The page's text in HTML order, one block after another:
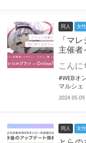
同人 女
「マ
主催者
#WEBオ
マルシェ
2024.05.09
同人 女